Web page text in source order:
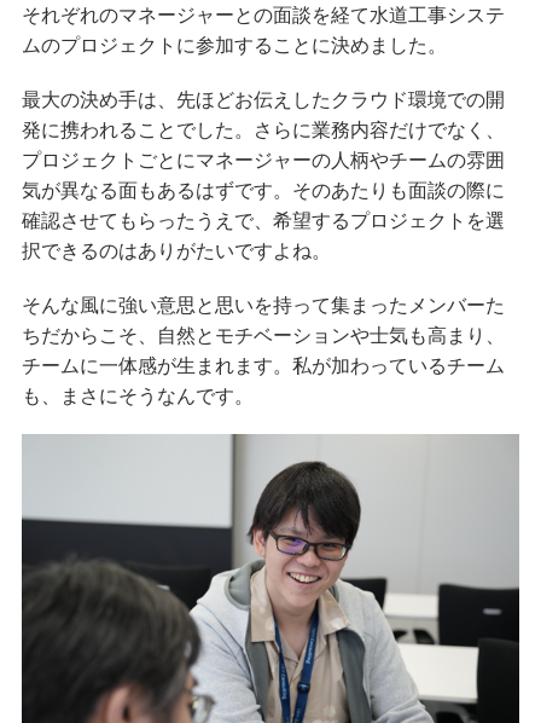
それぞれのマネージャーとの面談を経て水道工事システ
ムのプロジェクトに参加することに決めました。
最大の決め手は、先ほどお伝えしたクラウド環境での開
発に携われることでした。さらに業務内容だけでなく、
プロジェクトごとにマネージャーの人柄やチームの雰囲
気が異なる面もあるはずです。そのあたりも面談の際に
確認させてもらったうえで、希望するプロジェクトを選
択できるのはありがたいですよね。
そんな風に強い意思と思いを持って集まったメンバーた
ちだからこそ、自然とモチベーションや士気も高まり、
チームに一体感が生まれます。私が加わっているチーム
も、まさにそうなんです。